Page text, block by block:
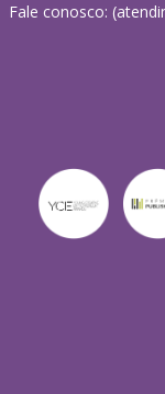
Fale conosco: